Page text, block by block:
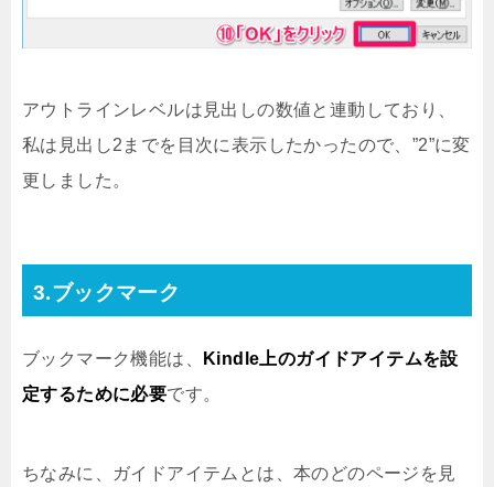
アウトラインレベルは見出しの数値と連動しており、
私は見出し2までを目次に表示したかったので、”2”に変
更しました。
3.ブックマーク
ブックマーク機能は、
Kindle上のガイドアイテムを設
定するために必要です。
ちなみに、ガイドアイテムとは、本のどのページを見